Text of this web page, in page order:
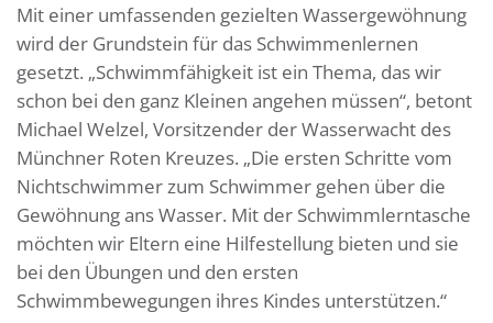
Mit einer umfassenden gezielten Wassergewöhnung
wird der Grundstein für das Schwimmenlernen
gesetzt. „Schwimmfähigkeit ist ein Thema, das wir
schon bei den ganz Kleinen angehen müssen“, betont
Michael Welzel, Vorsitzender der Wasserwacht des
Münchner Roten Kreuzes. „Die ersten Schritte vom
Nichtschwimmer zum Schwimmer gehen über die
Gewöhnung ans Wasser. Mit der Schwimmlerntasche
möchten wir Eltern eine Hilfestellung bieten und sie
bei den Übungen und den ersten
Schwimmbewegungen ihres Kindes unterstützen.“